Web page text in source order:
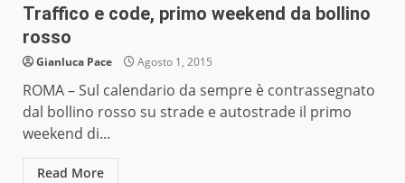
Traffico e code, primo weekend da bollino
rosso
Gianluca Pace Agosto 1, 2015
ROMA – Sul calendario da sempre è contrassegnato
dal bollino rosso su strade e autostrade il primo
weekend di...
Read More